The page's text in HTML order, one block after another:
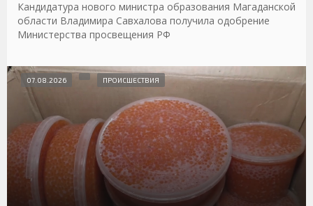
Кандидатура нового министра образования Магаданской
области Владимира Савхалова получила одобрение
Министерства просвещения РФ
07.08.2026 ПРОИСШЕСТВИЯ